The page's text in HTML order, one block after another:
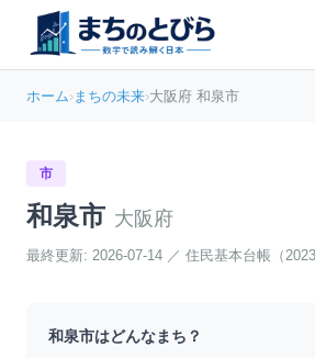
ホーム›まちの未来›大阪府 和泉市
市
和泉市 大阪府
最終更新: 2026-07-14 ／ 住民基本台帳（2023
和泉市はどんなまち？